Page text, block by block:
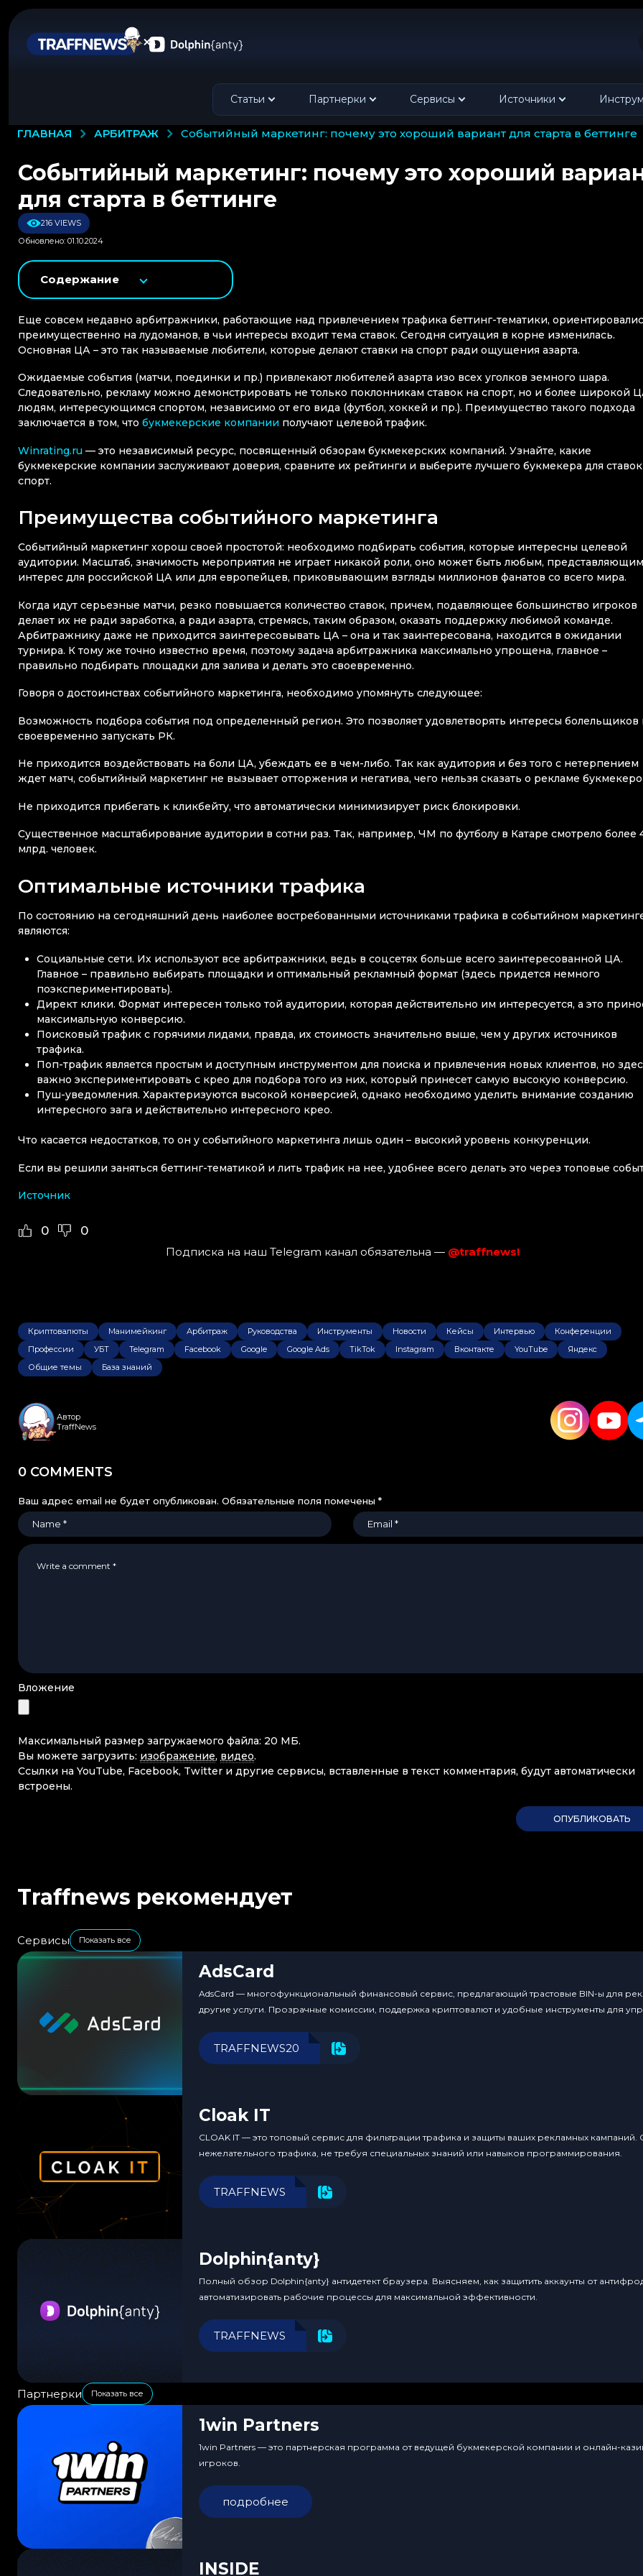
Статьи Партнерки Сервисы Источники
ГЛАВНАЯ АРБИТРАЖ событийный маркетинг: почему это хороший вариант для старта в беттинге
Событийный маркетинг: почему это хороший
для старта в беттинге
216 VIEWS
Обновлено: 01.10.2024
Содержание
Еще совсем недавно арбитражники, работающие над привлечением трафика беттинг-тематики,
преимущественно на лудоманов, в чьи интересы входит тема ставок. Сегодня ситуация в корне изменилась.
Основная ЦА – это так называемые любители, которые делают ставки на спорт ради ощущения азарта.
Ожидаемые события (матчи, поединки и пр.) привлекают любителей азарта изо всех уголков земного шара.
Следовательно, рекламу можно демонстрировать не только поклонникам ставок на спорт, но и более широкой
людям, интересующимся спортом, независимо от его вида (футбол, хоккей и пр.). Преимущество такого подхода
заключается в том, что букмекерские компании получают целевой трафик.
Winrating.ru — это независимый ресурс, посвященный обзорам букмекерских компаний. Узнайте, какие
букмекерские компании заслуживают доверия, сравните их рейтинги и выберите лучшего букмекера для
спорт.
Преимущества событийного маркетинга
Событийный маркетинг хорош своей простотой: необходимо подбирать события, которые интересны целевой
аудитории. Масштаб, значимость мероприятия не играет никакой роли, оно может быть любым, представляющим
интерес для российской ЦА или для европейцев, приковывающим взгляды миллионов фанатов со всего мира.
Когда идут серьезные матчи, резко повышается количество ставок, причем, подавляющее большинство игроков
делает их не ради заработка, а ради азарта, стремясь, таким образом, оказать поддержку любимой команде.
Арбитражнику даже не приходится заинтересовывать ЦА – она и так заинтересована, находится в ожидании
турнира. К тому же точно известно время, поэтому задача арбитражника максимально упрощена, главное –
правильно подбирать площадки для залива и делать это своевременно.
Говоря о достоинствах событийного маркетинга, необходимо упомянуть следующее:
Возможность подбора события под определенный регион. Это позволяет удовлетворять интересы болельщиков
своевременно запускать РК.
Не приходится воздействовать на боли ЦА, убеждать ее в чем-либо. Так как аудитория и без того с нетерпением
ждет матч, событийный маркетинг не вызывает отторжения и негатива, чего нельзя сказать о рекламе
Не приходится прибегать к кликбейту, что автоматически минимизирует риск блокировки.
Существенное масштабирование аудитории в сотни раз. Так, например, ЧМ по футболу в Катаре смотрело более
млрд. человек.
Оптимальные источники трафика
По состоянию на сегодняшний день наиболее востребованными источниками трафика в событийном
являются:
Социальные сети. Их используют все арбитражники, ведь в соцсетях больше всего заинтересованной ЦА.
Главное – правильно выбирать площадки и оптимальный рекламный формат (здесь придется немного
поэкспериментировать).
Директ клики. Формат интересен только той аудитории, которая действительно им интересуется, а это
максимальную конверсию.
Поисковый трафик с горячими лидами, правда, их стоимость значительно выше, чем у других источников
трафика.
Поп-трафик является простым и доступным инструментом для поиска и привлечения новых клиентов, но
важно экспериментировать с крео для подбора того из них, который принесет самую высокую конверсию.
Пуш-уведомления. Характеризуются высокой конверсией, однако необходимо уделить внимание созданию
интересного зага и действительно интересного крео.
Что касается недостатков, то он у событийного маркетинга лишь один – высокий уровень конкуренции.
Если вы решили заняться беттинг-тематикой и лить трафик на нее, удобнее всего делать это через топовые
Источник
0 0
Подписка на наш Telegram канал обязательна — @traffnews!
Криптовалюты Манимейкинг Арбитраж Руководства Инструменты Новости Кейсы Интервью
Конференции
Профессии
УБТ Telegram Facebook Google Google Ads TikTok Instagram Вконтакте YouTube
Яндекс
Общие темы
База знаний
Автор
TraffNews
0 COMMENTS
Ваш адрес email не будет опубликован. Обязательные поля помечены *
Вложение
Максимальный размер загружаемого файла: 20 МБ.
Вы можете загрузить: изображение, видео.
Ссылки на YouTube, Facebook, Twitter и другие сервисы, вставленные в текст комментария, будут автоматически
встроены.
Traffnews рекомендует
Сервисы Показать все
AdsCard
AdsCard — многофункциональный финансовый сервис, предлагающий трастовые BIN-ы для
другие услуги. Прозрачные комиссии, поддержка криптовалют и удобные инструменты для
TRAFFNEWS20
Cloak IT
CLOAK IT — это топовый сервис для фильтрации трафика и защиты ваших рекламных
нежелательного трафика, не требуя специальных знаний или навыков программирования.
TRAFFNEWS
Dolphin{anty}
Полный обзор Dolphin{anty} антидетект браузера. Выясняем, как защитить аккаунты от
автоматизировать рабочие процессы для максимальной эффективности.
TRAFFNEWS
Партнерки Показать все
1win Partners
1win Partners — это партнерская программа от ведущей букмекерской компании и онлайн-
игроков.
подробнее
INSIDE